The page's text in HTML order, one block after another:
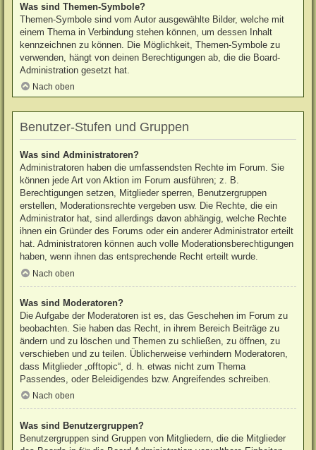
Was sind Themen-Symbole?
Themen-Symbole sind vom Autor ausgewählte Bilder, welche mit
einem Thema in Verbindung stehen können, um dessen Inhalt
kennzeichnen zu können. Die Möglichkeit, Themen-Symbole zu
verwenden, hängt von deinen Berechtigungen ab, die die Board-
Administration gesetzt hat.
Nach oben
Benutzer-Stufen und Gruppen
Was sind Administratoren?
Administratoren haben die umfassendsten Rechte im Forum. Sie
können jede Art von Aktion im Forum ausführen; z. B.
Berechtigungen setzen, Mitglieder sperren, Benutzergruppen
erstellen, Moderationsrechte vergeben usw. Die Rechte, die ein
Administrator hat, sind allerdings davon abhängig, welche Rechte
ihnen ein Gründer des Forums oder ein anderer Administrator erteilt
hat. Administratoren können auch volle Moderationsberechtigungen
haben, wenn ihnen das entsprechende Recht erteilt wurde.
Nach oben
Was sind Moderatoren?
Die Aufgabe der Moderatoren ist es, das Geschehen im Forum zu
beobachten. Sie haben das Recht, in ihrem Bereich Beiträge zu
ändern und zu löschen und Themen zu schließen, zu öffnen, zu
verschieben und zu teilen. Üblicherweise verhindern Moderatoren,
dass Mitglieder „offtopic“, d. h. etwas nicht zum Thema
Passendes, oder Beleidigendes bzw. Angreifendes schreiben.
Nach oben
Was sind Benutzergruppen?
Benutzergruppen sind Gruppen von Mitgliedern, die die Mitglieder